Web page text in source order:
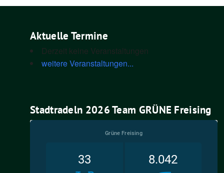
Aktuelle Termine
Derzeit keine Veranstaltungen
weitere Veranstaltungen...
Stadtradeln 2026 Team GRÜNE Freising